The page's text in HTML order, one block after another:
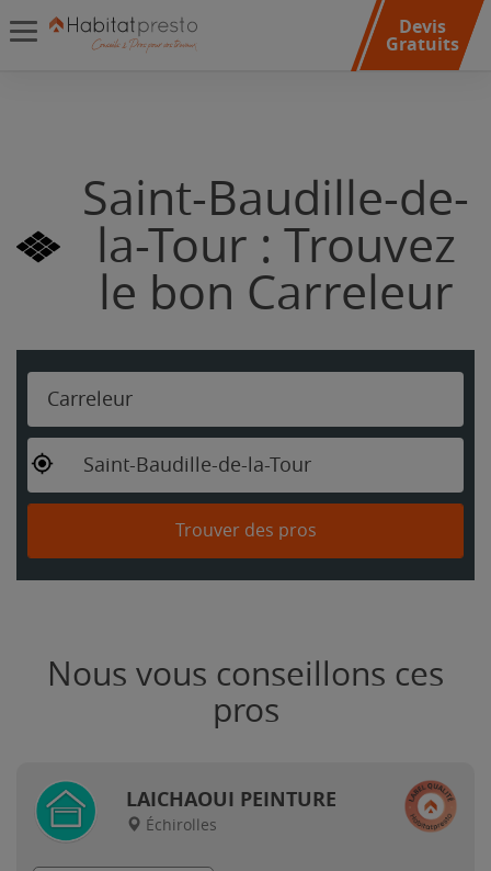
Devis
Gratuits
Saint-Baudille-de-
la-Tour : Trouvez
le bon Carreleur
Carreleur
Saint-Baudille-de-la-Tour
Trouver des pros
Nous vous conseillons ces
pros
LAICHAOUI PEINTURE
Échirolles